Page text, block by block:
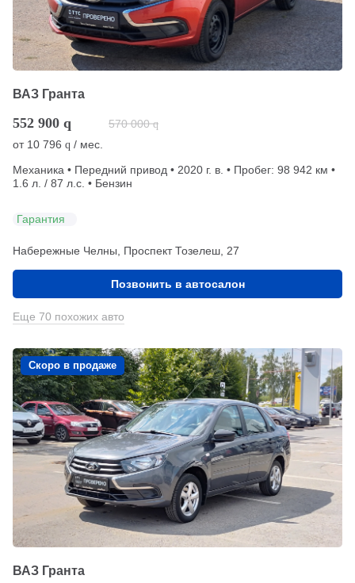
ВАЗ Гранта
552 900 q 570 000 q
от 10 796 q / мес.
Механика • Передний привод • 2020 г. в. • Пробег: 98 942 км •
1.6 л. / 87 л.с. • Бензин
Гарантия
Набережные Челны, Проспект Тозелеш, 27
Позвонить в автосалон
Еще 70 похожих авто
Скоро в продаже
ВАЗ Гранта